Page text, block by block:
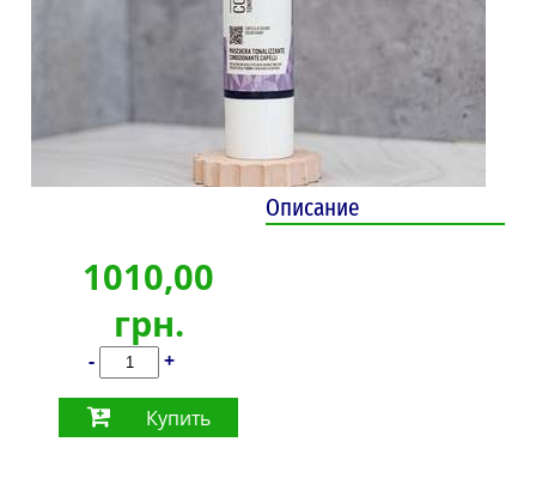
1010,00
грн.
- +
Купить
Описание